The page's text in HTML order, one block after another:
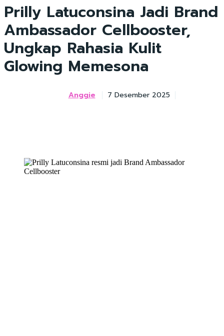
Prilly Latuconsina Jadi Brand
Ambassador Cellbooster,
Ungkap Rahasia Kulit
Glowing Memesona
Anggie 7 Desember 2025